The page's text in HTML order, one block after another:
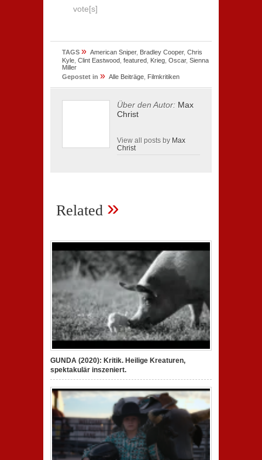
vote[s]
TAGS » American Sniper, Bradley Cooper, Chris
Kyle Clint Eastwood featured Krieg Oscar, Sienna
Miller
Gepostet in » Alle Beiträge Filmkritiken
Über den Autor: Max
Christ
View all posts by Max
Christ
Related »
GUNDA (2020): Kritik. Heilige Kreaturen,
spektakulär inszeniert.